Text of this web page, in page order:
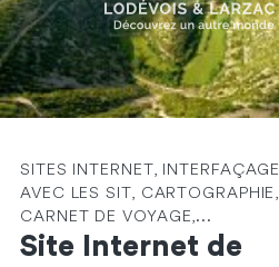
SITES INTERNET, INTERFAÇAGE
AVEC LES SIT, CARTOGRAPHIE,
CARNET DE VOYAGE,...
Site Internet de